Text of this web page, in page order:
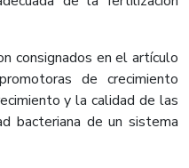
consignados en el artículo
de crecimiento
y la calidad de las
bacteriana de un sistema